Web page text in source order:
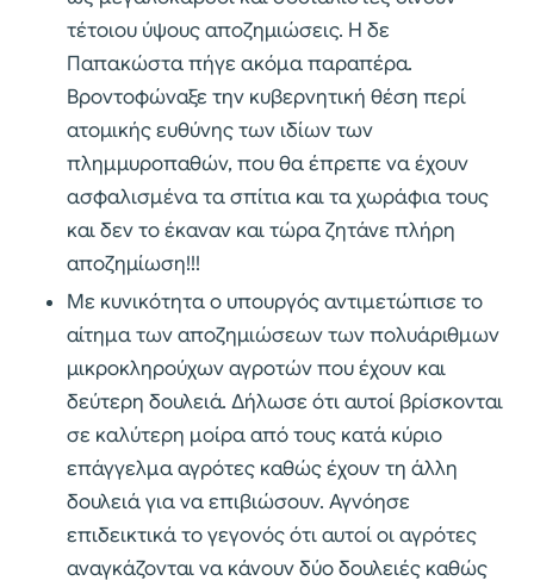
τέτοιου ύψους αποζημιώσεις. Η δε
Παπακώστα πήγε ακόμα παραπέρα.
Βροντοφώναξε την κυβερνητική θέση περί
ατομικής ευθύνης των ιδίων των
πλημμυροπαθών, που θα έπρεπε να έχουν
ασφαλισμένα τα σπίτια και τα χωράφια τους
και δεν το έκαναν και τώρα ζητάνε πλήρη
αποζημίωση!!!
Με κυνικότητα ο υπουργός αντιμετώπισε το
αίτημα των αποζημιώσεων των πολυάριθμων
μικροκληρούχων αγροτών που έχουν και
δεύτερη δουλειά. Δήλωσε ότι αυτοί βρίσκονται
σε καλύτερη μοίρα από τους κατά κύριο
επάγγελμα αγρότες καθώς έχουν τη άλλη
δουλειά για να επιβιώσουν. Αγνόησε
επιδεικτικά το γεγονός ότι αυτοί οι αγρότες
αναγκάζονται να κάνουν δύο δουλειές καθώς